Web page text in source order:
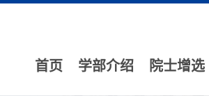
首页 学部介绍 院士增选